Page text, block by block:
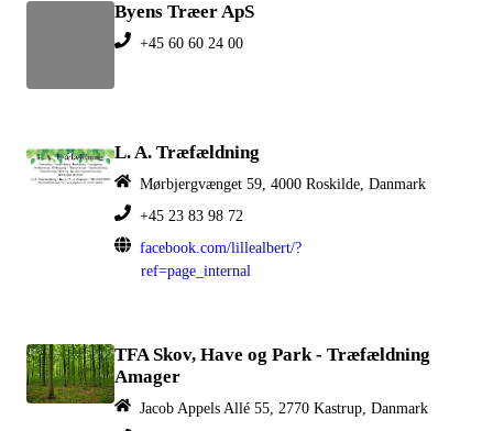
Byens Træer ApS
+45 60 60 24 00
L. A. Træfældning
Mørbjergvænget 59, 4000 Roskilde, Danmark
+45 23 83 98 72
facebook.com/lillealbert/?
ref=page_internal
TFA Skov, Have og Park - Træfældning
Amager
Jacob Appels Allé 55, 2770 Kastrup, Danmark